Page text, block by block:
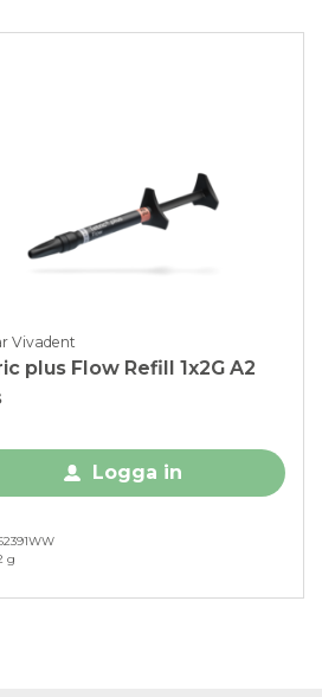
Vivadent
plus Flow Refill 1x2G A2
Logga in
g